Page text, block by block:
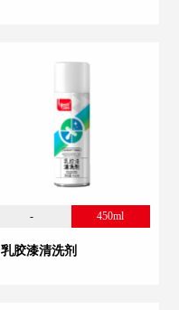
- 450ml
乳胶漆清洗剂